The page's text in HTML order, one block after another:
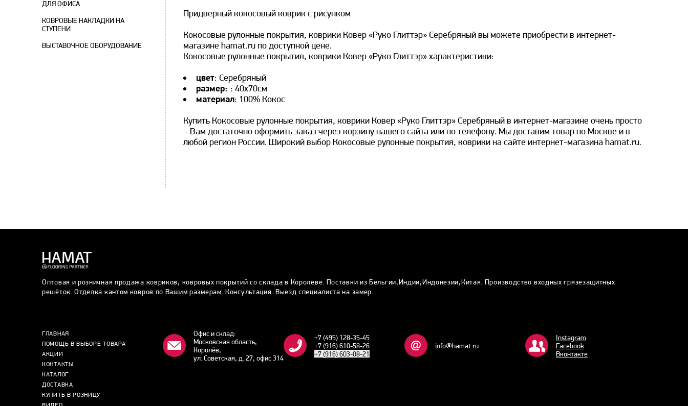
ДЛЯ ОФИСА
КОВРОВЫЕ НАКЛАДКИ НА
СТУПЕНИ
ВЫСТАВОЧНОЕ ОБОРУДОВАНИЕ
Придверный кокосовый коврик с рисунком
Кокосовые рулонные покрытия, коврики Ковер «Руко Глиттэр» Серебряный вы можете приобрести в интернет-
магазине hamat.ru по доступной цене.
Кокосовые рулонные покрытия, коврики Ковер «Руко Глиттэр» характеристики:
цвет: Серебряный
размер: : 40х70см
материал: 100% Кокос
Купить Кокосовые рулонные покрытия, коврики Ковер «Руко Глиттэр» Серебряный в интернет-магазине очень просто
– Вам достаточно оформить заказ через корзину нашего сайта или по телефону. Мы доставим товар по Москве и в
любой регион России. Широкий выбор Кокосовые рулонные покрытия, коврики на сайте интернет-магазина hamat.ru.
Оптовая и розничная продажа ковриков, ковровых покрытий со склада в Королеве. Поставки из Бельгии,Индии,Индонезии,Китая. Производство входных грязезащитных
решёток. Отделка кантом ковров по Вашим размерам. Консультация. Выезд специалиста на замер.
ГЛАВНАЯ
ПОМОЩЬ В ВЫБОРЕ ТОВАРА
АКЦИИ
КОНТАКТЫ
КАТАЛОГ
ДОСТАВКА
КУПИТЬ В РОЗНИЦУ
Офис и склад:
Московская область,
Королёв,
ул. Советская, д. 27, офис 314
+7 (495) 128-35-45
+7 (916) 610-58-26
+7 (916) 603-08-21
info@hamat.ru
Instagram
Facebook
Bконтакте